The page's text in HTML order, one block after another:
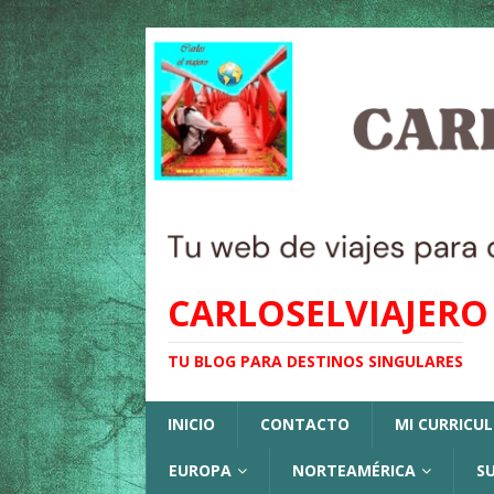
CARLOSELVIAJERO
TU BLOG PARA DESTINOS SINGULARES
INICIO CONTACTO MI
EUROPA NORTEAMÉRICA